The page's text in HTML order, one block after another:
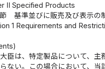
II Specified Products
基準並びに販売及び表示の
1 Requirements and
臣は、特定製品について、
ない。この場合において、